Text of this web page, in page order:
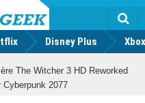
Disney Plus
The Witcher 3 HD Reworked
2077
Youtube